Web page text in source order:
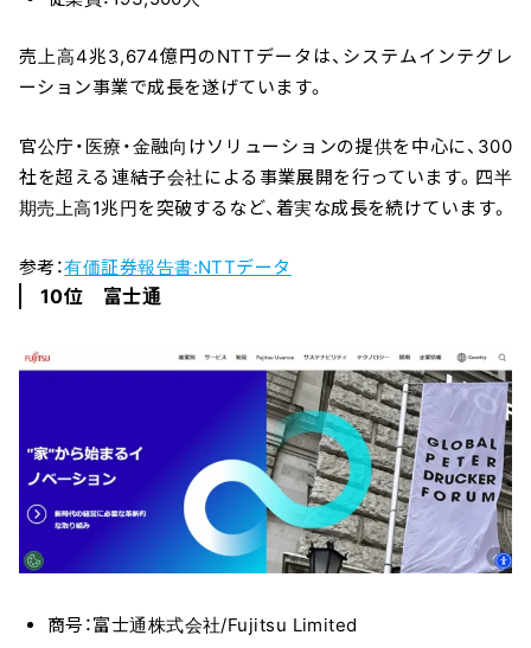
売上高4兆3,674億円のNTTデータは、システムインテグレ
ーション事業で成長を遂げています。
官公庁・医療・金融向けソリューションの提供を中心に、300
社を超える連結子会社による事業展開を行っています。四半
期売上高1兆円を突破するなど、着実な成長を続けています。
参考：有価証券報告書:NTTデータ
10位 富士通
商号：富士通株式会社/Fujitsu Limited